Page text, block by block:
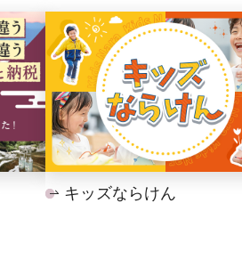
キッズならけん